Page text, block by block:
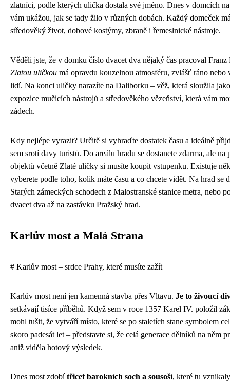
zlatníci, podle kterých ulička dostala své jméno. Dnes v domcích
vám ukážou, jak se tady žilo v různých dobách. Každý domeček
středověký život, dobové kostýmy, zbraně i řemeslnické nástroje.
Věděli jste, že v domku číslo dvacet dva nějaký čas pracoval
Zlatou uličkou má opravdu kouzelnou atmosféru, zvlášť ráno nebo
lidí. Na konci uličky narazíte na Daliborku – věž, která sloužila
expozice mučicích nástrojů a středověkého vězeňství, která vám
zádech.
Kdy nejlépe vyrazit? Určitě si vyhraďte dostatek času a ideálně
sem srotí davy turistů. Do areálu hradu se dostanete zdarma, ale
objektů včetně Zlaté uličky si musíte koupit vstupenku. Existuje
vyberete podle toho, kolik máte času a co chcete vidět. Na hrad se
Starých zámeckých schodech z Malostranské stanice metra, nebo
dvacet dva až na zastávku Pražský hrad.
Karlův most a Malá Strana
# Karlův most – srdce Prahy, které musíte zažít
Karlův most není jen kamenná stavba přes Vltavu. Je to živoucí
setkávají tisíce příběhů. Když sem v roce 1357 Karel IV. položil
mohl tušit, že vytváří místo, které se po staletích stane symbolem
skoro padesát let – představte si, že celá generace dělníků na něm
aniž viděla hotový výsledek.
Dnes most zdobítřicet barokních soch a sousoší, které tu